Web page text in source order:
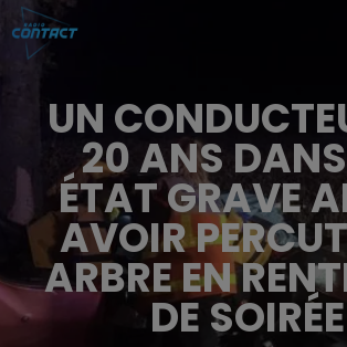
UN
20 ANS
ÉTAT GRAVE
AVOIR
ARBRE EN
DE SOIRÉE